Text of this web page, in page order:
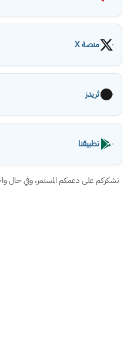
منصة X
ثريدز
تطبيقنا
نشكركم على دعمكم المستمر، وفي حال